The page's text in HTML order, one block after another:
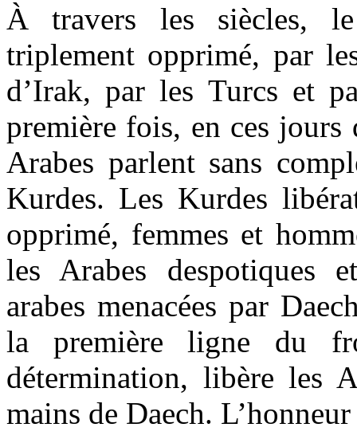
À travers les siècles,
triplement opprimé, par
d’Irak, par les Turcs et
première fois, en ces jours
Arabes parlent sans
Kurdes. Les Kurdes
opprimé, femmes et
les Arabes despotiques
arabes menacées par
la première ligne du
détermination, libère les
mains de Daech.